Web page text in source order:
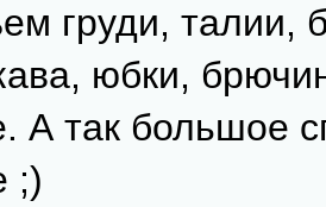
груди, талии,
юбки,
А так большое
;)